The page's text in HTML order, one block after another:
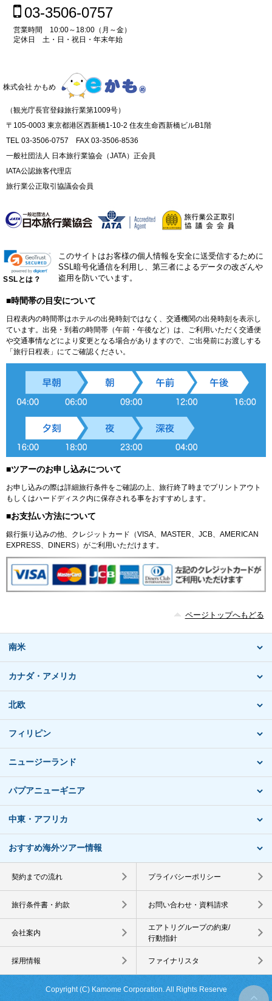
03-3506-0757
営業時間 10:00～18:00（月～金）
定休日 土・日・祝日・年末年始
株式会社 かもめ
（観光庁長官登録旅行業第1009号）
〒105-0003 東京都港区西新橋1-10-2 住友生命西新橋ビルB1階
TEL 03-3506-0757 FAX 03-3506-8536
一般社団法人 日本旅行業協会（JATA）正会員
IATA公認旅客代理店
旅行業公正取引協議会会員
SSLとは？
このサイトはお客様の個人情報を安全に送受信するために
SSL暗号化通信を利用し、第三者によるデータの改ざんや
盗用を防いでいます。
■時間帯の目安について
日程表内の時間帯はホテルの出発時刻ではなく、交通機関の出発時刻を表示し
ています。出発・到着の時間帯（午前・午後など）は、ご利用いただく交通便
や交通事情などにより変更となる場合がありますので、ご出発前にお渡しする
「旅行日程表」にてご確認ください。
■ツアーのお申し込みについて
お申し込みの際は詳細旅行条件をご確認の上、旅行終了時までプリントアウト
もしくはハードディスク内に保存される事をおすすめします。
■お支払い方法について
銀行振り込みの他、クレジットカード（VISA、MASTER、JCB、AMERICAN
EXPRESS、DINERS）がご利用いただけます。
ページトップへもどる
南米
カナダ・アメリカ
北欧
フィリピン
ニュージーランド
パプアニューギニア
中東・アフリカ
おすすめ海外ツアー情報
契約までの流れ プライバシーポリシー
旅行条件書・約款 お問い合わせ・資料請求
会社案内
エアトリグループの約束/
行動指針
採用情報 ファイナリスタ
Copyright (C) Kamome Corporation. All Rights Reserve